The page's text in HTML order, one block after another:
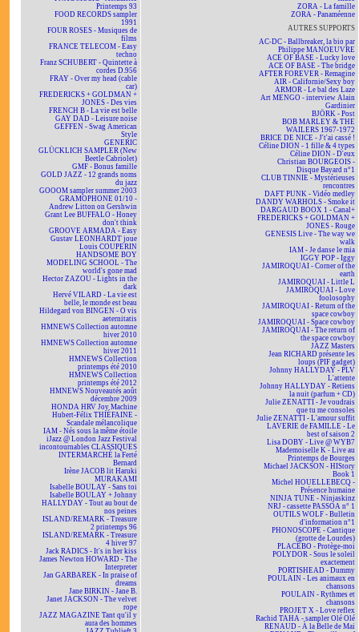
Printemps 93
FOOD RECORDS sampler
1991
FOUR ROSES - Musiques de
films
FRANCE TELECOM - Easy
techno
Franz SCHUBERT - Quintette à
cordes D.956
FRAY - Over my head (cable
car)
FREDERICKS + GOLDMAN +
JONES - Des vies
FRENCH B - La vie est belle
GAY DAD - Leisure noise
GEFFEN - Swag American
Style
GENERIC
GLÜCKLICH SAMPLER (New
Beetle Cabriolet)
GMF - Bonus famille
GOLD JAZZ - 12 grands noms
du jazz
GOOOM sampler summer 2003
GRAMOPHONE 01/10 -
Andrew Litton on Gershwin
Grant Lee BUFFALO - Honey
don't think
GROOVE ARMADA - Easy
Gustav LEONHARDT joue
Louis COUPERIN
HANDSOME BOY
MODELING SCHOOL - The
world's gone mad
Hector ZAZOU - Lights in the
dark
Hervé VILARD - La vie est
belle, le monde est beau
Hildegard von BINGEN - O vis
aeternitatis
HMNEWS Collection automne
hiver 2010
HMNEWS Collection automne
hiver 2011
HMNEWS Collection
printemps été 2010
HMNEWS Collection
printemps été 2012
HMNEWS Nouveautés août
décembre 2009
HONDA HRV Joy Machine
Hubert-Félix THIÉFAINE -
Scandale mélancolique
IAM - Nés sous la même étoile
iJazz @ London Jazz Festival
incontournables CLASSIQUES
INTERMARCHÉ la Ferté
Bernard
Irène JACOB lit Haruki
MURAKAMI
Isabelle BOULAY - Sans toi
Isabelle BOULAY + Johnny
HALLYDAY - Tout au bout de
nos peines
ISLAND/REMARK - Treasure
2 printemps 96
ISLAND/REMARK - Treasure
4 hiver 97
Jack RADICS - It's in her kiss
James Newton HOWARD - The
Interpreter
Jan GARBAREK - In praise of
dreams
Jane BIRKIN - Jane B.
Janet JACKSON - The velvet
rope
JAZZ MAGAZINE Tant qu'il y
aura des hommes
ZORA - La famille
ZORA - Panaméenne
AUTRES SUPPORTS
AC-DC - Ballbreaker, la bio par
Philippe MANOEUVRE
ACE OF BASE - Lucky love
ACE OF BASE - The bridge
AFTER FOREVER - Remagine
AIR - Californie/Sexy boy
ARMOR - Le bal des Laze
Art MENGO - interview Alain
Gardinier
BJÖRK - Post
BOB MARLEY & THE
WAILERS 1967-1972
BRICE DE NICE - J't'ai cassé !
Céline DION - 1 fille & 4 types
Céline DION - D'eux
Christian BOURGEOIS -
Disque Bayard n°1
CLUB TINNIE - Mystérieuses
rencontres
DAFT PUNK - Vidéo medley
DANDY WARHOLS - Smoke it
DARGAUD BOOX 1 - Canal+
FREDERICKS + GOLDMAN +
JONES - Rouge
GENESIS Live - The way we
walk
IAM - Je danse le mia
IGGY POP - Iggy
JAMIROQUAI - Corner of the
earth
JAMIROQUAI - Little L
JAMIROQUAI - Love
foolosophy
JAMIROQUAI - Return of the
space cowboy
JAMIROQUAI - Space cowboy
JAMIROQUAI - The return of
the space cowboy
JAZZ Masters
Jean RICHARD présente les
loups (PIF gadget)
Johnny HALLYDAY - PLV
L'attente
Johnny HALLYDAY - Retiens
la nuit (parfum + CD)
Julie ZENATTI - Je voudrais
que tu me consoles
Julie ZENATTI - L'amour suffit
LAVERIE de FAMILLE - Le
best of saison 2
Lisa DOBY - Live @ WYB7
Mademoiselle K - Live au
Printemps de Bourges
Michael JACKSON - HIStory
Book 1
Michel HOUELLEBECQ -
Présence humaine
NINJA TUNE - Ninjaskinz
NRJ - cassette PASSOA n° 1
OUTILS WOLF - Bulletin
d'information n°1
PHONOSCOPE - Cantique
(grotte de Lourdes)
PLACEBO - Protège-moi
POLYDOR - Sous le soleil
exactement
PORTISHEAD - Dummy
POULAIN - Les animaux en
chansons
POULAIN - Rythmes et
chansons
PROJET X - Love reflex
Rachid TAHA - sampler Olé Olé
RENAUD - À la Belle de Mai